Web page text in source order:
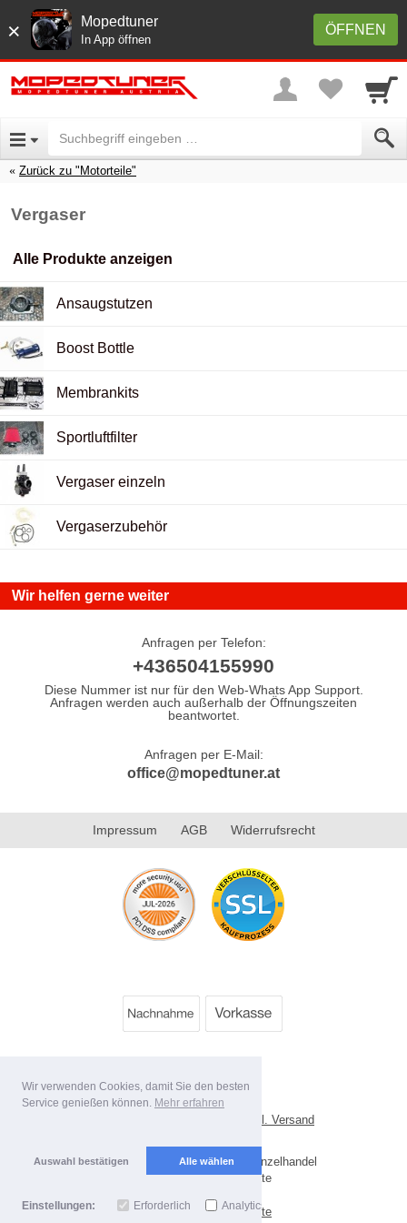
Wir verwenden Cookies, damit Sie den besten
Service genießen können. Mehr erfahren
Auswahl bestätigen Alle wählen
Einstellungen: Erforderlich Analytics
× ÖFFNEN
Mopedtuner
In App öffnen
Zurück zu "Motorteile"
Vergaser
Alle Produkte anzeigen
Ansaugstutzen
Boost Bottle
Membrankits
Sportluftfilter
Vergaser einzeln
Vergaserzubehör
Wir helfen gerne weiter
Anfragen per Telefon:
+436504155990
Diese Nummer ist nur für den Web-Whats App Support.
Anfragen werden auch außerhalb der Öffnungszeiten
beantwortet.
Anfragen per E-Mail:
office@mopedtuner.at
Impressum AGB Widerrufsrecht
Alle Preise inkl. MwSt. evtl. zzgl. Versand
Copyright 2026 by Best Value Einzelhandel
Mobile Shop by Shopgate
Zur klassischen Webseite